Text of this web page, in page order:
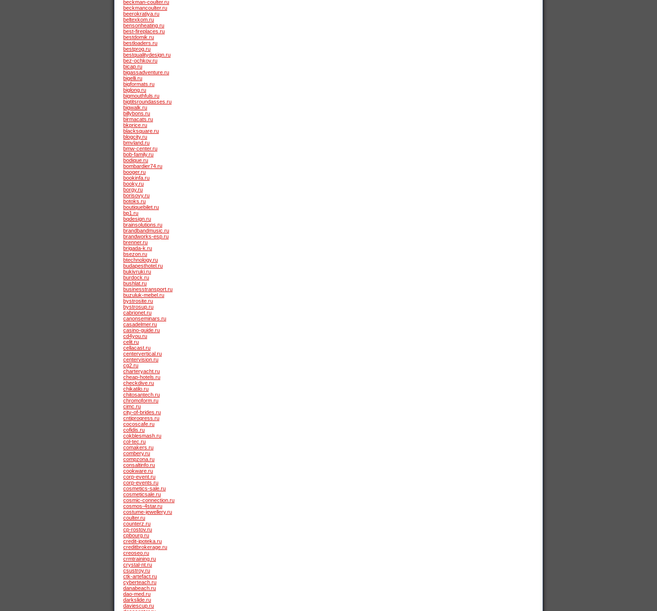
beckman-coulter.ru
beckmancoulter.ru
beerokratiya.ru
beltexkom.ru
bensonheating.ru
best-fireplaces.ru
bestdomik.ru
bestloaders.ru
bestprog.ru
bestqualitydesign.ru
bez-ochkov.ru
bicap.ru
bigassadventure.ru
bigelli.ru
bigformats.ru
biglong.ru
bigmouthfuls.ru
bigtitsroundasses.ru
bigwalk.ru
billybons.ru
birmacats.ru
bkprice.ru
blacksquare.ru
blogcity.ru
bmvland.ru
bmw-center.ru
bob-family.ru
bodique.ru
bombardier74.ru
booger.ru
bookinfa.ru
booky.ru
borgy.ru
borisovy.ru
botoks.ru
boutiquebilet.ru
bp1.ru
bqdesign.ru
brainsolutions.ru
brandbandmusic.ru
brandworks-esp.ru
brenner.ru
brigada-k.ru
bsezon.ru
btechnology.ru
budapesthotel.ru
bukivruki.ru
burdock.ru
bushlat.ru
businesstransport.ru
buzuluk-mebel.ru
bystrosite.ru
bystrosup.ru
cabrionet.ru
canonseminars.ru
casadelmer.ru
casino-guide.ru
cd4you.ru
celit.ru
cellacast.ru
centervertical.ru
centervision.ru
cg2.ru
charteryacht.ru
cheap-hotels.ru
checkdive.ru
chikatilo.ru
chitosantech.ru
chromoform.ru
cimc.ru
city-of-brides.ru
cntiproqress.ru
cocoscafe.ru
cofidis.ru
cokblesmash.ru
col-tec.ru
comakers.ru
combery.ru
compzona.ru
consaltinfo.ru
cookware.ru
corp-event.ru
corp-events.ru
cosmetics-sale.ru
cosmeticsale.ru
cosmic-connection.ru
cosmos-4star.ru
costume-jewellery.ru
coulter.ru
counterz.ru
cp-rostov.ru
cpbourg.ru
credit-ipoteka.ru
creditbrokerage.ru
creoseo.ru
crmtraining.ru
crystal-nt.ru
csustroy.ru
ctk-artefact.ru
cyberteach.ru
danabeach.ru
dao-med.ru
darkslide.ru
daviescup.ru